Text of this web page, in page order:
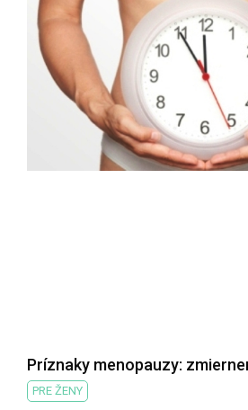
Príznaky menopauzy:
PRE ŽENY